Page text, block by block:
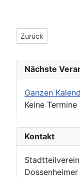
Vorheriger
Zurück
Nächste
Ganzen
Keine Termine
Kontakt